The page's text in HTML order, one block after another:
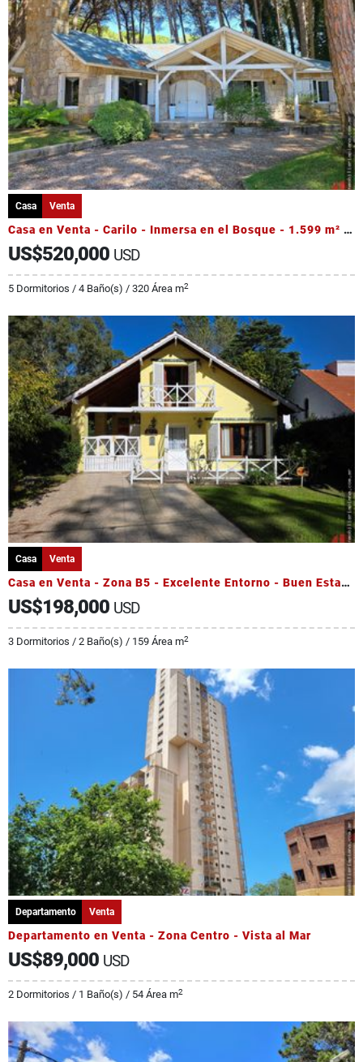
Casa Venta
Casa en Venta - Carilo - Inmersa en el Bosque - 1.599 m² de terreno
US$520,000 USD
5 Dormitorios / 4 Baño(s) / 320 Área m2
Casa Venta
Casa en Venta - Zona B5 - Excelente Entorno - Buen Estado
US$198,000 USD
3 Dormitorios / 2 Baño(s) / 159 Área m2
Departamento Venta
Departamento en Venta - Zona Centro - Vista al Mar
US$89,000 USD
2 Dormitorios / 1 Baño(s) / 54 Área m2